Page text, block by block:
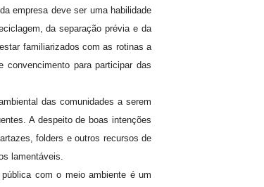
empresa deve ser uma habilidade
da separação prévia e da
familiarizados com as rotinas a
para participar das
das comunidades a serem
A despeito de boas intenções
folders e outros recursos de
lamentáveis.
com o meio ambiente é um